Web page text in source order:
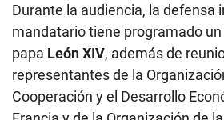
Durante la audiencia, la defensa
mandatario tiene programado
papa León XIV, además de
representantes de la
Cooperación y el Desarrollo